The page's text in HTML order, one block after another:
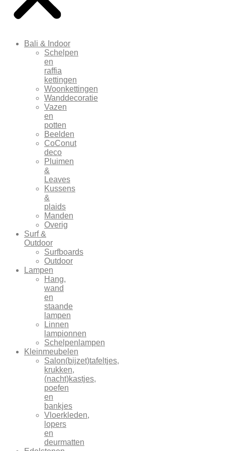
Bali & Indoor
Schelpen
en
raffia
kettingen
Woonkettingen
Wanddecoratie
Vazen
en
potten
Beelden
CoConut
deco
Pluimen
&
Leaves
Kussens
&
plaids
Manden
Overig
Surf &
Outdoor
Surfboards
Outdoor
Lampen
Hang,
wand
en
staande
lampen
Linnen
lampionnen
Schelpenlampen
Kleinmeubelen
Salon(bijzet)tafeltjes,
krukken,
(nacht)kastjes,
poefen
en
bankjes
Vloerkleden,
lopers
en
deurmatten